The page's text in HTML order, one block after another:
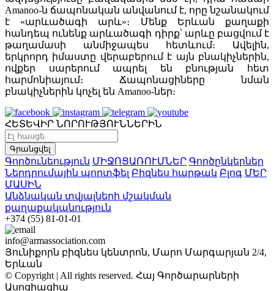
Amanoo-ն ճապոնական անվանում է, որը նշանակում
է «արևածագի արև»։ Մենք Երևան քաղաքի
հանդեպ ունենք արևածագի դիրք՝ արևը բացվում է
թաղամասի անմիջապես հետևում։ Ավելին,
երկրորդ իմաստը վերաբերում է այն բնակիչներին,
ովքեր սարերում ապրել են բնության հետ
հարմոնիայում։ Ճապոնացիները նման
բնակիչներին կոչել են Amanoo-ներ։
ՀԵՏԵՎԻՐ ՆՈՐՈՒԹՅՈՒՆՆԵՐԻՆ
Գրանցվել
Գործունեություն ՄԻՋՈՑԱՌՈՒՄՆԵՐ Գործընկերներ
Ներդրումային պորտֆել Բիզնես հարթակ Բլոգ ՄԵՐ
ՄԱՍԻՆ
Անձնական տվյալների մշակման
քաղաքականություն
+374 (55) 81-01-01
info@armassociation.com
Յունիքորն բիզնես կենտրոն, Մարո Մարգարյան 2/4,
Երևան
© Copyright | All rights reserved. Հայ Գործարարների
Ասոցիացիա